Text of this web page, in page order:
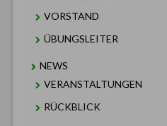
VORSTAND
ÜBUNGSLEITER
NEWS
VERANSTALTUNGEN
RÜCKBLICK